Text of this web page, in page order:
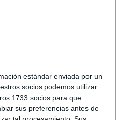
estándar enviada por un
socios podemos utilizar
1733 socios para que
sus preferencias antes de